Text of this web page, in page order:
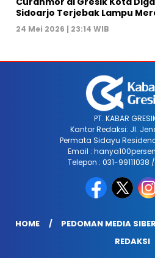
Sidoarjo Terjebak Lampu
24 Mei 2026 | 23:14 WIB
PT. KABAR
Kantor Redaksi: Jl.
Permata Sidayu
Email :
Telepon : 031-99111038
HOME PEDOMAN MEDIA SIBER
REDAKSI